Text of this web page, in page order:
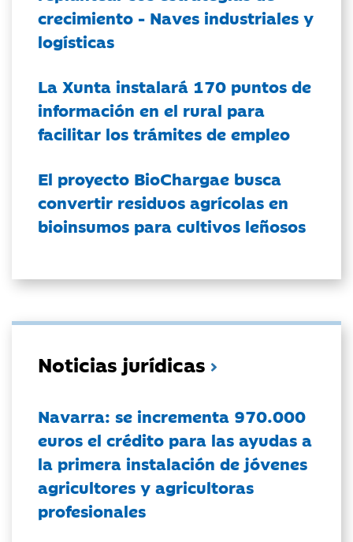
crecimiento - Naves industriales y
logísticas
La Xunta instalará 170 puntos de
información en el rural para
facilitar los trámites de empleo
El proyecto BioChargae busca
convertir residuos agrícolas en
bioinsumos para cultivos leñosos
Noticias jurídicas
Navarra: se incrementa 970.000
euros el crédito para las ayudas a
la primera instalación de jóvenes
agricultores y agricultoras
profesionales